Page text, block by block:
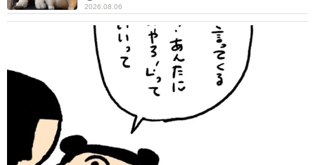
かつて東京都23区内に存在した牛丼チェーン店『牛丼太
1983年に設立されてから2012年に倒産するまで、都内各所
に店がありました。
その最後の生き残りが文京区茗荷谷(みょうがだに)駅付近に
残っています。
2026.08.06